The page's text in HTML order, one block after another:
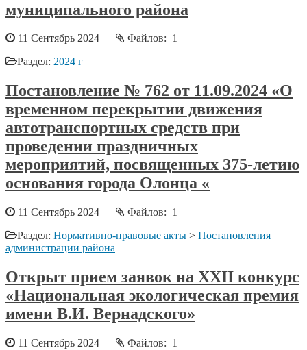
муниципального района
11 Сентябрь 2024
Файлов: 1
Раздел: 2024 г
Постановление № 762 от 11.09.2024 «О
временном перекрытии движения
автотранспортных средств при
проведении праздничных
мероприятий, посвященных 375-летию
основания города Олонца «
11 Сентябрь 2024
Файлов: 1
Раздел: Нормативно-правовые акты > Постановления
администрации района
Открыт прием заявок на XXII конкурс
«Национальная экологическая премия
имени В.И. Вернадского»
11 Сентябрь 2024
Файлов: 1